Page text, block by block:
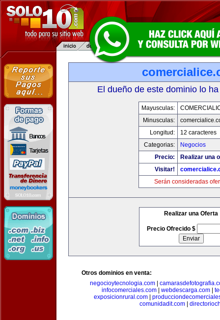
El dueño de este dominio lo
Mayusculas:
Minusculas:
Longitud:
12 caracteres
Categorias:
Negocios
Precio:
Realizar una
Visitar!
Serán consideradas
Realizar una Oferta
Precio Ofrecido $
Otros dominios en venta:
negocioytecnologia.com
infocomerciales.com| webdescarga.com|
exposicionrural.com
comunidadit.com|